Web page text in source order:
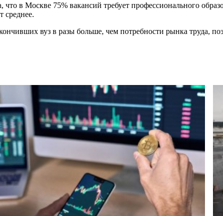
в Москве 75% вакансий требует профессионального
среднее.
вуз в разы больше, чем потребности рынка труда,